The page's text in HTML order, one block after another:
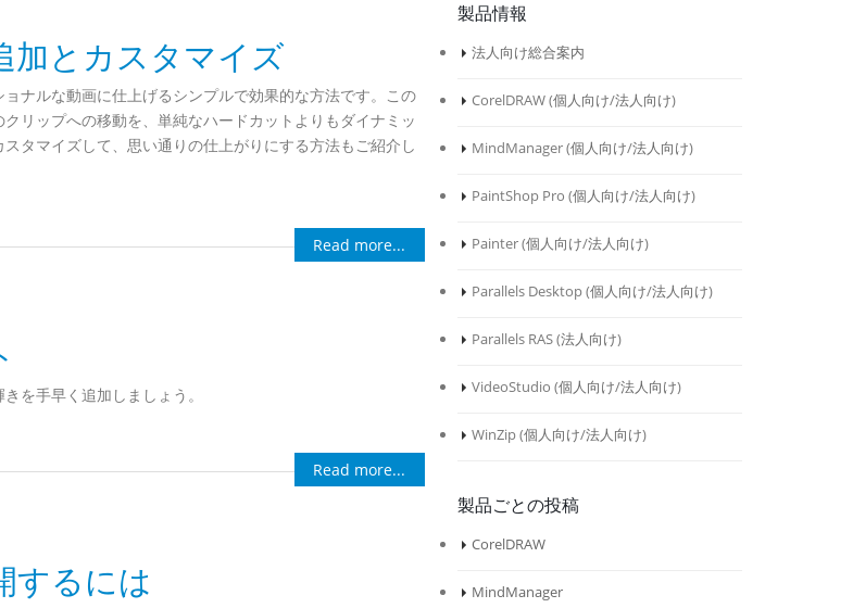
加とカスタマイズ
ナルな動画に仕上げるシンプルで効果的な方法です。この
リップへの移動を、単純なハードカットよりもダイナミッ
タマイズして、思い通りの仕上がりにする方法もご紹介し
Read more...
を手早く追加しましょう。
Read more...
するには
製品情報
法人向け総合案内
CorelDRAW (個人向け/法人向け)
MindManager (個人向け/法人向け)
PaintShop Pro (個人向け/法人向け)
Painter (個人向け/法人向け)
Parallels Desktop (個人向け/法人向け)
Parallels RAS (法人向け)
VideoStudio (個人向け/法人向け)
WinZip (個人向け/法人向け)
製品ごとの投稿
CorelDRAW
MindManager